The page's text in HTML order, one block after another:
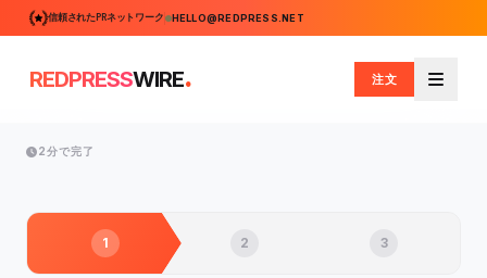
信頼されたPRネットワーク HELLO@REDPRESS.NET
REDPRESSWIRE. 注文
メニ
2分で完了
1 2 3